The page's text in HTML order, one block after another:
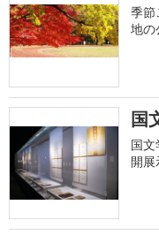
季節
地の
国
国
開展